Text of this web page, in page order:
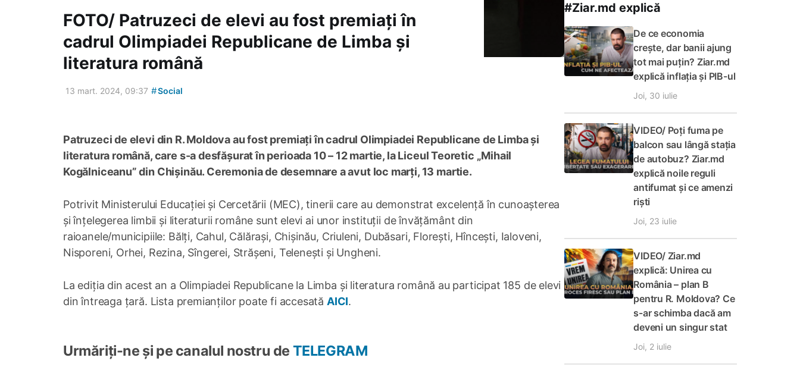
FOTO/ Patruzeci de elevi au fost premiați în
cadrul Olimpiadei Republicane de Limba și
literatura română
13 mart. 2024, 09:37 #Social
Patruzeci de elevi din R. Moldova au fost premiați în cadrul Olimpiadei Republicane de Limba și
literatura română, care s-a desfășurat în perioada 10 – 12 martie, la Liceul Teoretic „Mihail
Kogălniceanu” din Chișinău. Ceremonia de desemnare a avut loc marți, 13 martie.
Potrivit Ministerului Educației și Cercetării (MEC), tinerii care au demonstrat excelență în cunoașterea
și înțelegerea limbii și literaturii române sunt elevi ai unor instituții de învățământ din
raioanele/municipiile: Bălți, Cahul, Călărași, Chișinău, Criuleni, Dubăsari, Florești, Hîncești, Ialoveni,
Nisporeni, Orhei, Rezina, Sîngerei, Strășeni, Telenești și Ungheni.
La ediția din acest an a Olimpiadei Republicane la Limba și literatura română au participat 185 de elevi
din întreaga țară. Lista premianților poate fi accesată AICI.
Urmăriți-ne și pe canalul nostru de TELEGRAM
#Ziar.md explică
De ce economia
crește, dar banii ajung
tot mai puțin? Ziar.md
explică inflația și PIB-ul
Joi, 30 iulie
VIDEO/ Poți fuma pe
balcon sau lângă stația
de autobuz? Ziar.md
explică noile reguli
antifumat și ce amenzi
riști
Joi, 23 iulie
VIDEO/ Ziar.md
explică: Unirea cu
România – plan B
pentru R. Moldova? Ce
s-ar schimba dacă am
deveni un singur stat
Joi, 2 iulie